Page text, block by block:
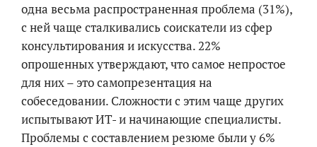
одна весьма распространенная проблема (31%),
с ней чаще сталкивались соискатели из сфер
консультирования и искусства. 22%
опрошенных утверждают, что самое непростое
для них – это самопрезентация на
собеседовании. Сложности с этим чаще других
испытывают ИТ- и начинающие специалисты.
Проблемы с составлением резюме были у 6%